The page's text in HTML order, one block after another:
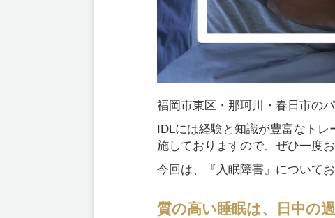
福岡市東区・那珂川・春日市の
IDLには経験と知識が豊富なト
施しておりますので、ぜひ一度
今回は、『入眠障害』について
質の高い睡眠は、日中の